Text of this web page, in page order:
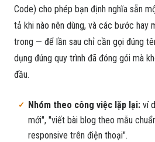
Code) cho phép bạn định nghĩa sẵn
tả khi nào nên dùng, và các bước hay
trong — để lần sau chỉ cần gọi đúng
dụng đúng quy trình đã đóng gói mà
đầu.
Nhóm theo công việc lặp lại: ví
mới", "viết bài blog theo mẫu
responsive trên điện thoại".